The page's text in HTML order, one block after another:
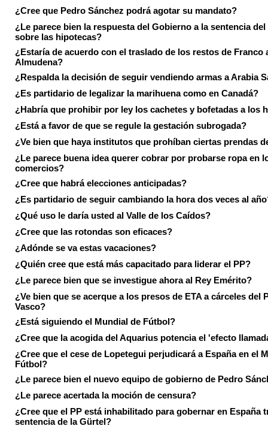
¿Cree que Pedro Sánchez podrá agotar su mandato?
¿Le parece bien la respuesta del Gobierno a la sentencia
sobre las hipotecas?
¿Estaría de acuerdo con el traslado de los restos de Franco
Almudena?
¿Respalda la decisión de seguir vendiendo armas a Arabia
¿Es partidario de legalizar la marihuena como en Canadá?
¿Habría que prohibir por ley los cachetes y bofetadas a los
¿Está a favor de que se regule la gestación subrogada?
¿Ve bien que haya institutos que prohíban ciertas prendas
¿Le parece buena idea querer cobrar por probarse ropa en
comercios?
¿Cree que habrá elecciones anticipadas?
¿Es partidario de seguir cambiando la hora dos veces al
¿Qué uso le daría usted al Valle de los Caídos?
¿Cree que las rotondas son eficaces?
¿Adónde se va estas vacaciones?
¿Quién cree que está más capacitado para liderar el PP?
¿Le parece bien que se investigue ahora al Rey Emérito?
¿Ve bien que se acerque a los presos de ETA a cárceles del
Vasco?
¿Está siguiendo el Mundial de Fútbol?
¿Cree que la acogida del Aquarius potencia el 'efecto
¿Cree que el cese de Lopetegui perjudicará a España en el
Fútbol?
¿Le parece bien el nuevo equipo de gobierno de Pedro
¿Le parece acertada la moción de censura?
¿Cree que el PP está inhabilitado para gobernar en España
sentencia de la Gürtel?